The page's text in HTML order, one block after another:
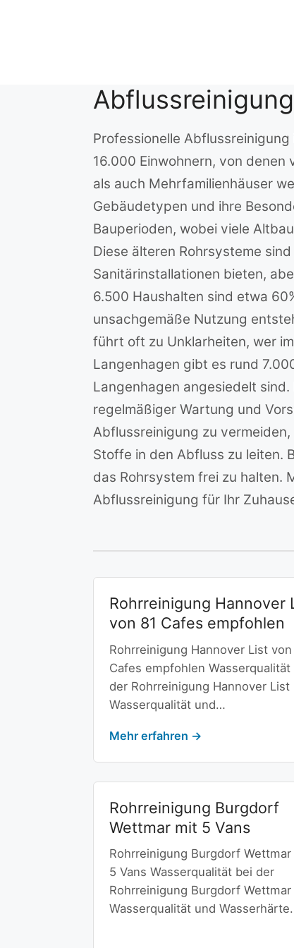
Professionelle
16.000 Einwohnern, von denen
als auch Mehrfamilienhäuser
Gebäudetypen und ihre
Bauperioden, wobei viele
Diese älteren Rohrsysteme
Sanitärinstallationen bieten,
6.500 Haushalten sind etwa
unsachgemäße Nutzung
führt oft zu Unklarheiten, wer
Langenhagen gibt es rund
Langenhagen angesiedelt
regelmäßiger Wartung und
Abflussreinigung zu
Stoffe in den Abfluss zu leiten.
das Rohrsystem frei zu halten.
Abflussreinigung für Ihr
Rohrreinigung Hannover
von 81 Cafes empfohlen
Rohrreinigung Hannover List von
Cafes empfohlen Wasserqualität
der Rohrreinigung Hannover List
Wasserqualität und…
Mehr erfahren →
Rohrreinigung Burgdorf
Wettmar mit 5 Vans
Rohrreinigung Burgdorf
5 Vans Wasserqualität bei der
Rohrreinigung Burgdorf Wettmar
Wasserqualität und